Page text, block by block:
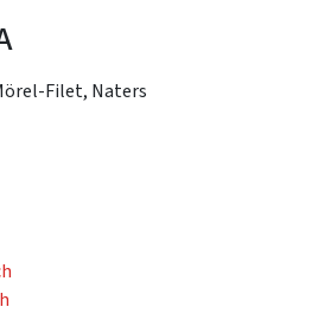
Filet, Naters